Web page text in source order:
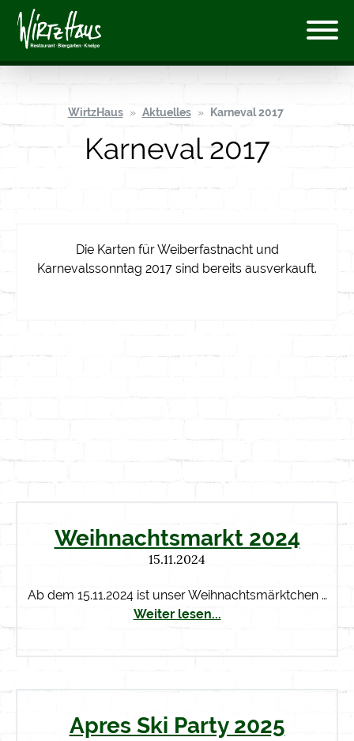
WirtzHaus Aktuelles Karneval 2017
Karneval 2017
Die Karten für Weiberfastnacht und
Karnevalssonntag 2017 sind bereits ausverkauft.
Weihnachtsmarkt 2024
15.11.2024
Ab dem 15.11.2024 ist unser Weihnachtsmärktchen …
Weiter lesen...
Apres Ski Party 2025